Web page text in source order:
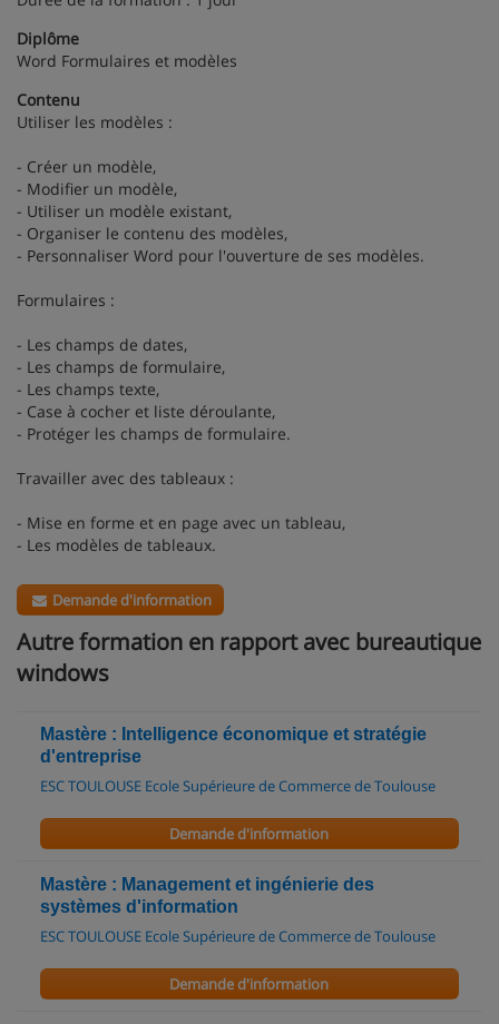
Diplôme
Word Formulaires et modèles
Contenu
Utiliser les modèles :
- Créer un modèle,
- Modifier un modèle,
- Utiliser un modèle existant,
- Organiser le contenu des modèles,
- Personnaliser Word pour l'ouverture de ses modèles.
Formulaires :
- Les champs de dates,
- Les champs de formulaire,
- Les champs texte,
- Case à cocher et liste déroulante,
- Protéger les champs de formulaire.
Travailler avec des tableaux :
- Mise en forme et en page avec un tableau,
- Les modèles de tableaux.
Demande d'information
Autre formation en rapport avec bureautique
windows
Mastère : Intelligence économique et stratégie
d'entreprise
ESC TOULOUSE Ecole Supérieure de Commerce de Toulouse
Demande d'information
Mastère : Management et ingénierie des
systèmes d'information
ESC TOULOUSE Ecole Supérieure de Commerce de Toulouse
Demande d'information